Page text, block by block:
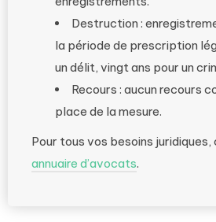
Destruction :
la période de prescription
un délit, vingt ans pour un
Recours : aucun recours
place de la mesure.
Pour tous vos besoins
annuaire d’avocats.